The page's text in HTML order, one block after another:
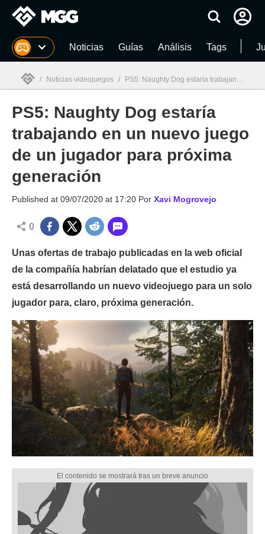
MGG Noticias Guías Análisis Tags
MGG
/ Noticias videojuegos / PS5: Naughty Dog estaría trabajando en un nuevo juego de un jugador para próxima generación
PS5: Naughty Dog estaría
trabajando en un nuevo juego
de un jugador para próxima
generación
Published at 09/07/2020 at 17:20 Por Xavi Mogrovejo
0
Unas ofertas de trabajo publicadas en la web oficial
de la compañía habrían delatado que el estudio ya
está desarrollando un nuevo videojuego para un solo
jugador para, claro, próxima generación.